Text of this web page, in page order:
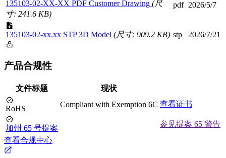
135103-02-XX-XX PDF Customer Drawing (尺
寸: 241.6 KB)
pdf 2026/5/7
135103-02-xx.xx STP 3D Model (尺寸: 909.2 KB) stp 2026/7/21
产品合规性
文件标题 现状
RoHS Compliant with Exemption 6C 查看证书
加州 65 号提案
参见提案 65 警告
查看合规中心